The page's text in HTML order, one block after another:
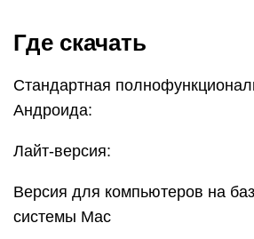
Где скачать
Стандартная
Андроида:
Лайт-версия:
Версия для компьютеров на
системы Mac